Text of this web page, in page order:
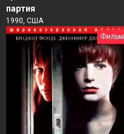
партия
1990, США
Фильм